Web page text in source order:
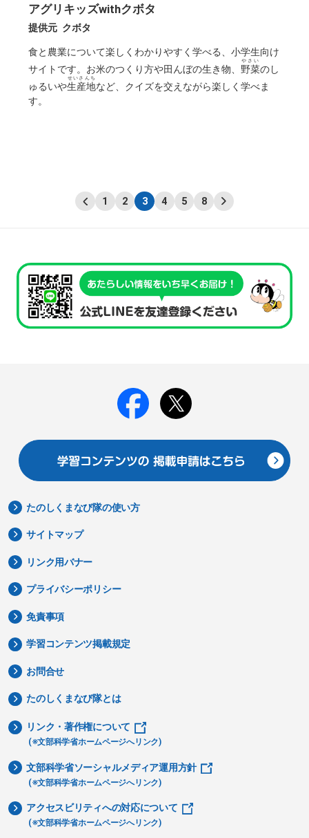
アグリキッズwithクボタ
提供元 クボタ
食と農業について楽しくわかりやすく学べる、小学生向け
サイトです。お米のつくり方や田んぼの生き物、 野菜
やさい
のし
ゅるいや生産地
せいさんち
など、クイズを交えながら楽しく学べま
す。
1 2 3 4 5 8
たのしくまなび隊の使い方
サイトマップ
リンク用バナー
プライバシーポリシー
免責事項
学習コンテンツ掲載規定
お問合せ
たのしくまなび隊とは
リンク・著作権について
(※文部科学省ホームページへリンク)
文部科学省ソーシャルメディア運用方針
(※文部科学省ホームページへリンク)
アクセスビリティへの対応について
(※文部科学省ホームページへリンク)